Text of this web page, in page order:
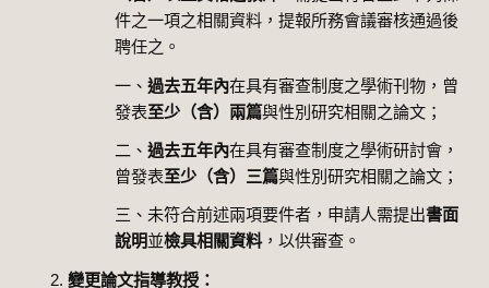
件之一項之相關資料，提報所務會議審核通過後
聘任之。
一、過去五年內在具有審查制度之學術刊物，曾
發表至少（含）兩篇與性別研究相關之論文；
二、過去五年內在具有審查制度之學術研討會，
曾發表至少（含）三篇與性別研究相關之論文；
三、未符合前述兩項要件者，申請人需提出書面
說明並檢具相關資料，以供審查。
變更論文指導教授：